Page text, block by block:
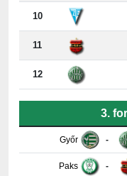
11
12
-
Paks
DVSC